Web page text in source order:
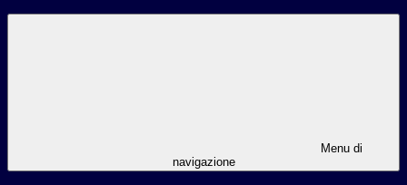
Menu di
navigazione